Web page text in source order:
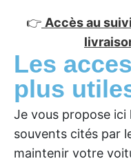
👉 Accès au
Les
plus
Je vous propose ici
souvents cités par
maintenir votre